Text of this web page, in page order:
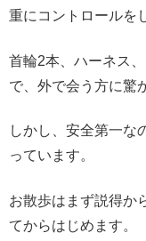
重にコントロールを
首輪2本、ハーネス
で、外で会う方に驚
しかし、安全第一な
っています。
お散歩はまず説得
てからはじめます。